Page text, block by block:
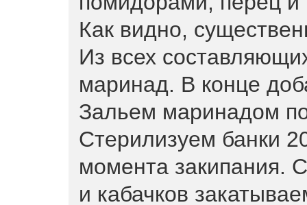
Как видно,
Из всех
маринад. В конце
Зальем маринадом
Стерилизуем банки
момента закипания.
и кабачков